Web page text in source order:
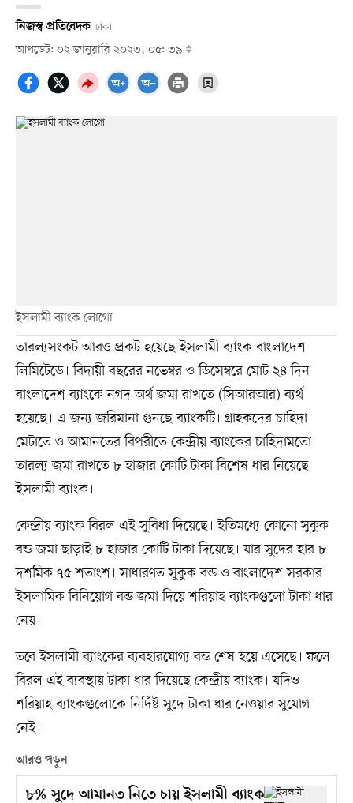
নিজস্ব প্রতিবেদক ঢাকা
আপডেট: ০২ জানুয়ারি ২০২৩, ০৫: ৩৯
ইসলামী ব্যাংক লোগো
তারল্যসংকট আরও প্রকট হয়েছে ইসলামী ব্যাংক বাংলাদেশ
লিমিটেডে। বিদায়ী বছরের নভেম্বর ও ডিসেম্বরে মোট ২৪ দিন
বাংলাদেশ ব্যাংকে নগদ অর্থ জমা রাখতে (সিআরআর) ব্যর্থ
হয়েছে। এ জন্য জরিমানা গুনছে ব্যাংকটি। গ্রাহকদের চাহিদা
মেটাতে ও আমানতের বিপরীতে কেন্দ্রীয় ব্যাংকের চাহিদামতো
তারল্য জমা রাখতে ৮ হাজার কোটি টাকা বিশেষ ধার নিয়েছে
ইসলামী ব্যাংক।
কেন্দ্রীয় ব্যাংক বিরল এই সুবিধা দিয়েছে। ইতিমধ্যে কোনো সুকুক
বন্ড জমা ছাড়াই ৮ হাজার কোটি টাকা দিয়েছে। যার সুদের হার ৮
দশমিক ৭৫ শতাংশ। সাধারণত সুকুক বন্ড ও বাংলাদেশ সরকার
ইসলামিক বিনিয়োগ বন্ড জমা দিয়ে শরিয়াহ ব্যাংকগুলো টাকা ধার
নেয়।
তবে ইসলামী ব্যাংকের ব্যবহারযোগ্য বন্ড শেষ হয়ে এসেছে। ফলে
বিরল এই ব্যবস্থায় টাকা ধার দিয়েছে কেন্দ্রীয় ব্যাংক। যদিও
শরিয়াহ ব্যাংকগুলোকে নির্দিষ্ট সুদে টাকা ধার নেওয়ার সুযোগ
নেই।
আরও পড়ুন
৮% সুদে আমানত নিতে চায় ইসলামী ব্যাংক